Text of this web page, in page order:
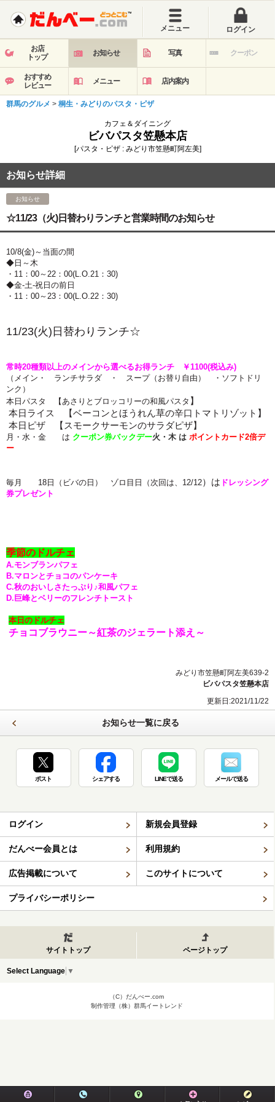
メニュー ログイン
お店
トップ
お知らせ 写真 クーポン
おすすめ
レビュー
メニュー 店内案内
群馬のグルメ > 桐生・みどりのパスタ・ピザ
カフェ＆ダイニング
ビバパスタ笠懸本店
[パスタ・ピザ : みどり市笠懸町阿左美]
お知らせ詳細
お知らせ
☆11/23（火)日替わりランチと営業時間のお知らせ
10/8(金)～当面の間
◆日～木
・11：00～22：00(L.O.21：30)
◆金-土-祝日の前日
・11：00～23：00(L.O.22：30)
11/23(火) 日 替わ りランチ☆
常時20種類以上のメインから選べるお得ランチ ￥1100(税込み)
（メイン・ ランチサラダ ・ スープ（お替り自由） ・ソフトドリ
ンク）
本日パスタ 【あさりとブロッコリーの和風パスタ 】
本日ライス 【ベーコンとほうれん草の辛口トマトリゾット】
本日ピザ 【スモークサーモンのサラダピザ】
月・水・金 は クーポン券バックデー火・木 は ポイントカード2倍デ
ー
毎月 18日（ビバの日） ゾロ目日（次回は、12/12）は ドレッシング
券プレゼント
季節のドルチェ
A.モンブランパフェ
B.マロンとチョコのパンケーキ
C.秋のおいしさたっぷり♪和風パフェ
D.巨峰とベリーのフレンチトースト
本日のドルチェ
チョコブラウニー～紅茶のジェラート添え～
みどり市笠懸町阿左美639-2
ビバパスタ笠懸本店
更新日:2021/11/22
お知らせ一覧に戻る
ポスト シェアする LINEで送る メールで送る
ログイン 新規会員登録
だんべー会員とは 利用規約
広告掲載について このサイトについて
プライバシーポリシー
サイトトップ ページトップ
Select Language ▼
（C）だんべー.com
制作管理（株）群馬イートレンド